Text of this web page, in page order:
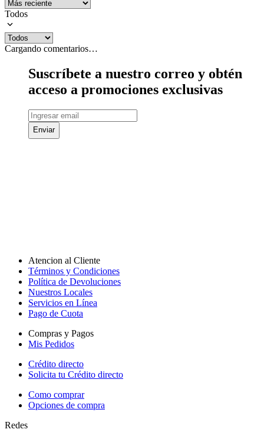
Todos
Cargando comentarios…
Suscríbete a nuestro correo y obtén
acceso a promociones exclusivas
Enviar
Atencion al Cliente
Términos y Condiciones
Política de Devoluciones
Nuestros Locales
Servicios en Línea
Pago de Cuota
Compras y Pagos
Mis Pedidos
Crédito directo
Solicita tu Crédito directo
Como comprar
Opciones de compra
Redes